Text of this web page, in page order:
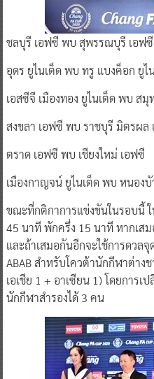
ชลบุรี เอฟซี พบ สุพรรณบุรี เอฟซี
อุดร ยูไนเต็ด พบ ทรู แบงค็อก ยูไ
เอสซีจี เมืองทอง ยูไนเต็ด พบ ส
สงขลา เอฟซี พบ ราชบุรี มิตรผล
ตราด เอฟซี พบ เชียงใหม่ เอฟซี
เมืองกาญจน์ ยูไนเต็ด พบ หนอง
ขณะที่กติกาการแข่งขันในรอบนี้
45 นาที พักครึ่ง 15 นาที หากเส
และถ้าเสมอกันอีกจะใช้การดวล
ABAB สำหรับโควต้านักกีฬาต่าง
เอเชีย 1 + อาเซียน 1) โดยการ
นักกีฬาสำรองได้ 3 คน